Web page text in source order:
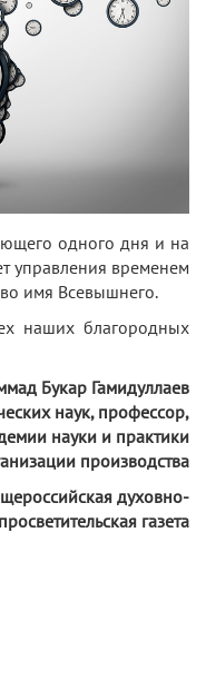
одного дня и на
управления временем
имя Всевышнего.
наших благородных
Букар Гамидуллаев
наук, профессор,
науки и практики
производства
духовно-
просветительская газета